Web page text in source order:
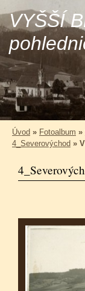
VYŠŠÍ
Úvod » Fotoalbum »
4_Severovýchod »